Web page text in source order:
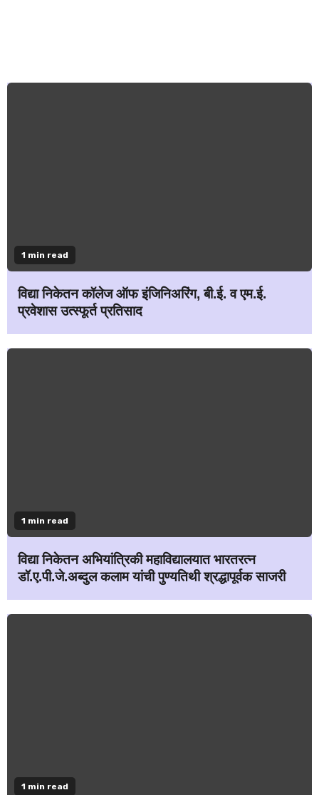
1 min read
विद्या निकेतन कॉलेज ऑफ इंजिनिअरिंग, बी.ई. व एम.ई.
प्रवेशास उत्स्फूर्त प्रतिसाद
1 min read
विद्या निकेतन अभियांत्रिकी महाविद्यालयात भारतरत्न
डॉ.ए.पी.जे.अब्दुल कलाम यांची पुण्यतिथी श्रद्धापूर्वक साजरी
1 min read